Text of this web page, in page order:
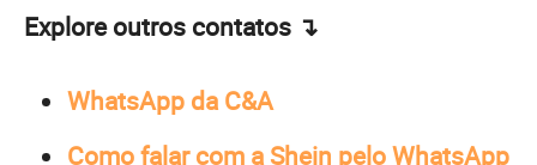
Explore outros contatos ↴
WhatsApp da C&A
Como falar com a Shein pelo WhatsApp